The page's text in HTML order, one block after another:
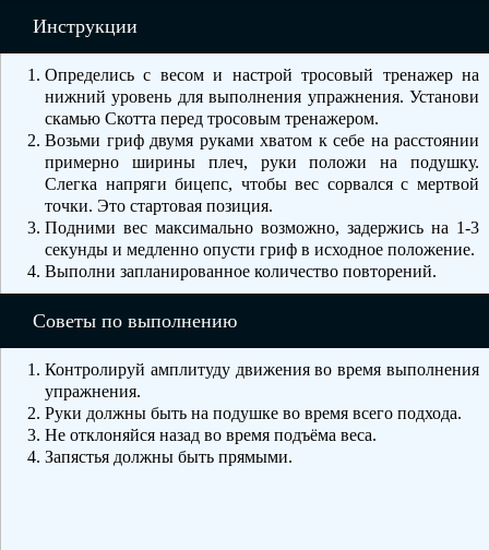
Инструкции
Определись с весом и настрой тросовый тренажер на
нижний уровень для выполнения упражнения. Установи
скамью Скотта перед тросовым тренажером.
Возьми гриф двумя руками хватом к себе на расстоянии
примерно ширины плеч, руки положи на подушку.
Слегка напряги бицепс, чтобы вес сорвался с мертвой
точки. Это стартовая позиция.
Подними вес максимально возможно, задержись на 1-3
секунды и медленно опусти гриф в исходное положение.
Выполни запланированное количество повторений.
Советы по выполнению
Контролируй амплитуду движения во время выполнения
упражнения.
Руки должны быть на подушке во время всего подхода.
Не отклоняйся назад во время подъёма веса.
Запястья должны быть прямыми.